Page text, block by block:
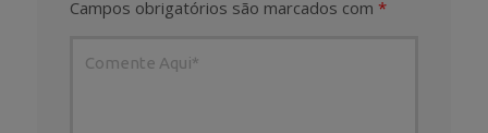
Campos obrigatórios são marcados com *